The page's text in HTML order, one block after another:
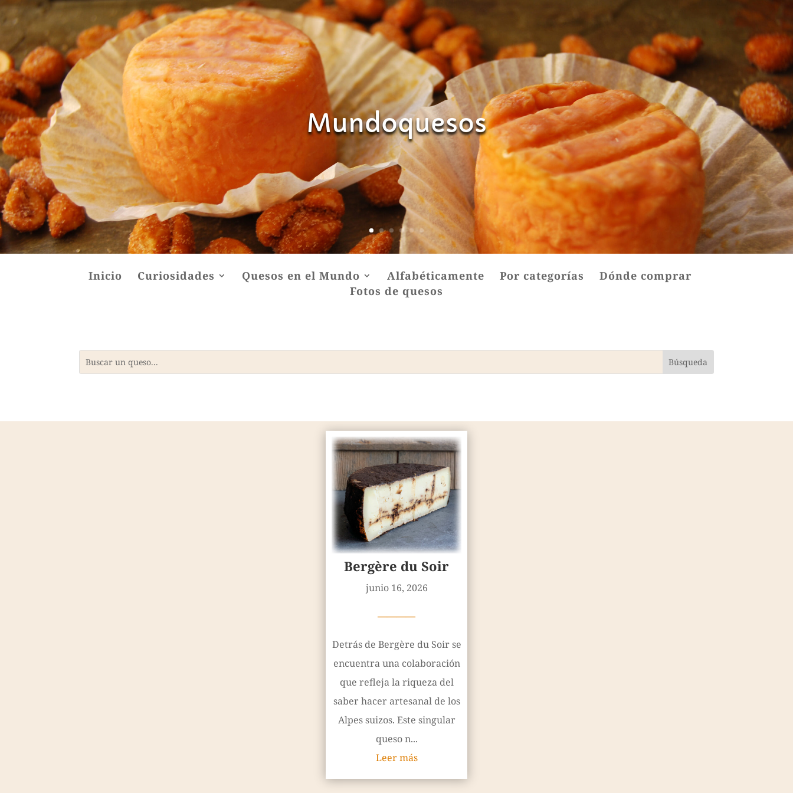
Mundoquesos
Inicio Curiosidades Quesos en el Mundo Alfabéticamente Por categorías
Dónde comprar
Fotos de quesos
Bergère du Soir
junio 16, 2026
————
Detrás de Bergère du Soir se
encuentra una colaboración
que refleja la riqueza del
saber hacer artesanal de los
Alpes suizos. Este singular
queso n...
Leer más